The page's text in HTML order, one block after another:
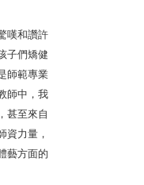
嘆和讚許
子們矯健
師範專業
師中，我
甚至來自
資力量，
藝方面的